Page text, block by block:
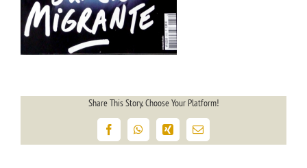
Share This Story, Choose Your Platform!
FacebookWhatsApp
Xing Email